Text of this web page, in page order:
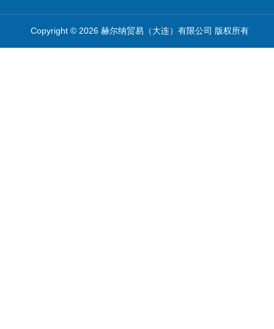
Copyright © 2026 赫尔纳贸易（大连）有限公司 版权所有